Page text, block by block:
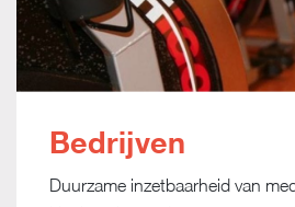
Bedrijven
Duurzame inzetbaarheid van